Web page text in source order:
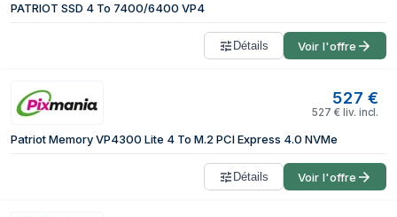
PATRIOT SSD 4 To 7400/6400 VP4
Détails Voir l'offre
527 €
527 € liv. incl.
Patriot Memory VP4300 Lite 4 To M.2 PCI Express 4.0 NVMe
Détails Voir l'offre